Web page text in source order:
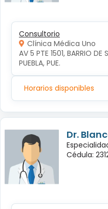
Consultorio
Clínica Médica Uno
AV 5 PTE 1501, BARRIO
PUEBLA, PUE.
Horarios disponibles
Dr.
Cédula: